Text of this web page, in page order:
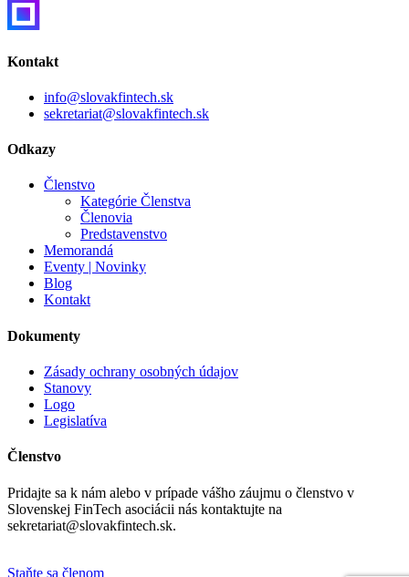
Kontakt
info@slovakfintech.sk
sekretariat@slovakfintech.sk
Odkazy
Členstvo
Kategórie Členstva
Členovia
Predstavenstvo
Memorandá
Eventy | Novinky
Blog
Kontakt
Dokumenty
Zásady ochrany osobných údajov
Stanovy
Logo
Legislatíva
Členstvo
Pridajte sa k nám alebo v prípade vášho záujmu o členstvo v
Slovenskej FinTech asociácii nás kontaktujte na
sekretariat@slovakfintech.sk.
Staňte sa členom